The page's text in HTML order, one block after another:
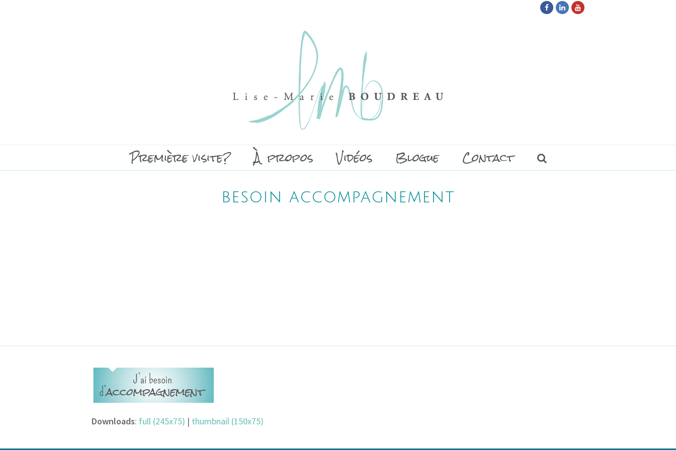
Facebook
LinkedInYoutube
Première visite? À propos Vidéos Blogue Contact
besoin accompagnement
Downloads: full (245x75) | thumbnail (150x75)